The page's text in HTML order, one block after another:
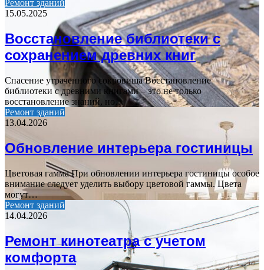
Ремонт зданий
15.05.2025
Восстановление библиотеки с
сохранением древних книг
Спасение утраченного сокровища Восстановление
библиотеки с древними книгами – это не только
восстановление знаний, но…
Ремонт зданий
13.04.2026
Обновление интерьера гостиницы
Цветовая гамма При обновлении интерьера гостиницы особое
внимание следует уделить выбору цветовой гаммы. Цвета
могут…
Ремонт зданий
14.04.2026
Ремонт кинотеатра с учетом
комфорта